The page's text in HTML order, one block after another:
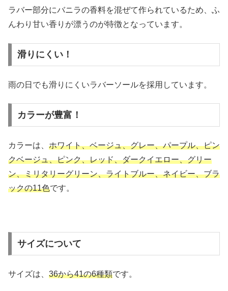
ラバー部分にバニラの香料を混ぜて作られているため、ふ
んわり甘い香りが漂うのが特徴となっています。
滑りにくい！
雨の日でも滑りにくいラバーソールを採用しています。
カラーが豊富！
カラーは、 ホワイト、ベージュ、グレー、パープル、ピン
クベージュ、ピンク、レッド、ダークイエロー、グリー
ン、ミリタリーグリーン、ライトブルー、ネイビー、ブラ
ックの11色です。
サイズについて
サイズは、 36から41の6種類です。